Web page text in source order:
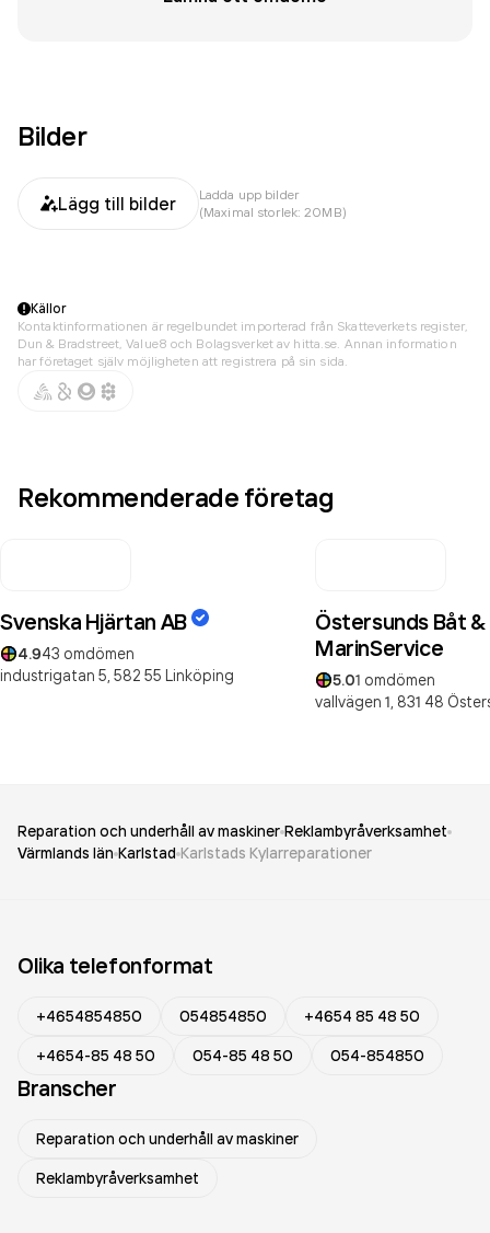
Bilder
Lägg till bilder
Ladda upp bilder
(Maximal storlek: 20MB)
Källor
Kontaktinformationen är regelbundet importerad från Skatteverkets register,
Dun & Bradstreet, Value8 och Bolagsverket av hitta.se. Annan information
har företaget själv möjligheten att registrera på sin sida.
Rekommenderade företag
Svenska Hjärtan AB
4.943 omdömen
industrigatan 5, 582 55 Linköping
Östersunds Båt &
MarinService
5.01 omdömen
vallvägen 1, 831 48
Reparation och underhåll av maskiner Reklambyråverksamhet
Värmlands län Karlstad Karlstads Kylarreparationer
Olika telefonformat
+4654854850 054854850
+4654 85 48 50
+4654-85 48 50
054-85 48 50 054-854850
Branscher
Reparation och underhåll av maskiner
Reklambyråverksamhet